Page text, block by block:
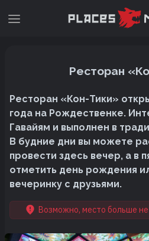
Ресторан
Ресторан «Кон-Тики»
года на Рождественке.
Гавайям и выполнен в
В будние дни вы можете
провести здесь вечер, а в
отметить день рождения
вечеринку с друзьями.
Возможно, место больше